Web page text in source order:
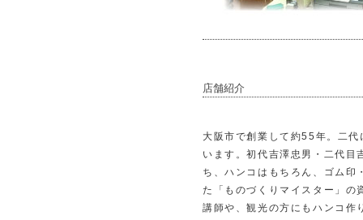
店舗紹介
大阪市で創業して約55年。二
います。初代吉澤忠男・二代目
ち、ハンコはもちろん、ゴム印
た「ものづくりマイスター」の
講師や、観光の方にもハンコ作